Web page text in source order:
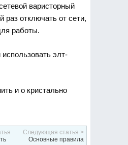
варисторный
раз отключать от сети,
работы.
элт-
и о кристально
Следующая статья >
Основные правила